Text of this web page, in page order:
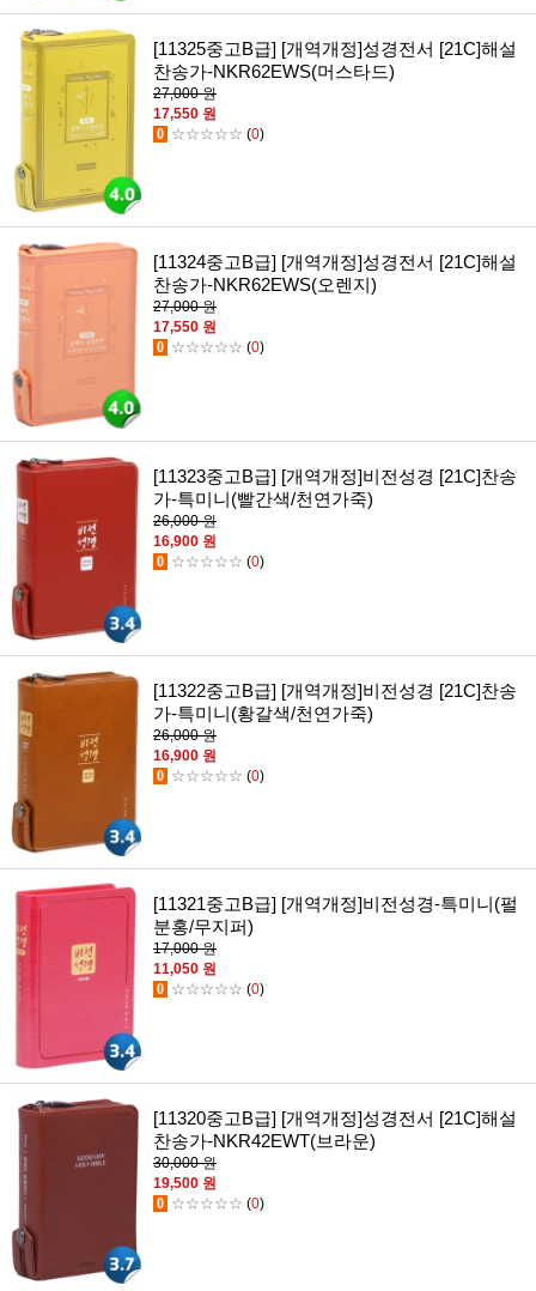
[11325중고B급] [개역개정]성경전서 [21C]해설
찬송가-NKR62EWS(머스타드)
27,000 원
17,550 원
0 ☆☆☆☆☆ (0)
[11324중고B급] [개역개정]성경전서 [21C]해설
찬송가-NKR62EWS(오렌지)
27,000 원
17,550 원
0 ☆☆☆☆☆ (0)
[11323중고B급] [개역개정]비전성경 [21C]찬송
가-특미니(빨간색/천연가죽)
26,000 원
16,900 원
0 ☆☆☆☆☆ (0)
[11322중고B급] [개역개정]비전성경 [21C]찬송
가-특미니(황갈색/천연가죽)
26,000 원
16,900 원
0 ☆☆☆☆☆ (0)
[11321중고B급] [개역개정]비전성경-특미니(펄
분홍/무지퍼)
17,000 원
11,050 원
0 ☆☆☆☆☆ (0)
[11320중고B급] [개역개정]성경전서 [21C]해설
찬송가-NKR42EWT(브라운)
30,000 원
19,500 원
0 ☆☆☆☆☆ (0)